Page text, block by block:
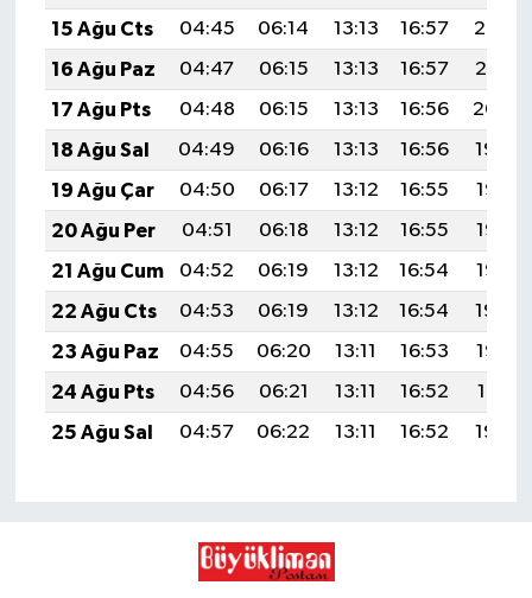
15 Ağu Cts
04:45 06:14 13:13 16:57
20:03
16 Ağu Paz
04:47 06:15 13:13 16:57
20:01
17 Ağu Pts
04:48 06:15 13:13 16:56
20:00
18 Ağu Sal
04:49 06:16 13:13 16:56
19:59
19 Ağu Çar
04:50 06:17 13:12 16:55
19:58
20 Ağu Per
04:51 06:18 13:12 16:55
19:56
21 Ağu Cum
04:52 06:19 13:12 16:54
19:55
22 Ağu Cts
04:53 06:19 13:12 16:54
19:54
23 Ağu Paz
04:55 06:20 13:11 16:53
19:52
24 Ağu Pts
04:56 06:21 13:11 16:52
19:51
25 Ağu Sal
04:57 06:22 13:11 16:52 19:50